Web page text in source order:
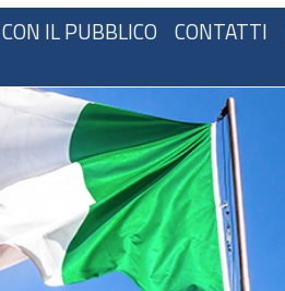
IL PUBBLICO CONTATTI